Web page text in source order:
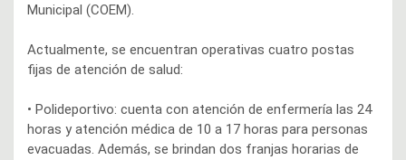
Municipal (COEM).
Actualmente, se encuentran operativas cuatro postas
fijas de atención de salud:
• Polideportivo: cuenta con atención de enfermería las 24
horas y atención médica de 10 a 17 horas para personas
evacuadas. Además, se brindan dos franjas horarias de